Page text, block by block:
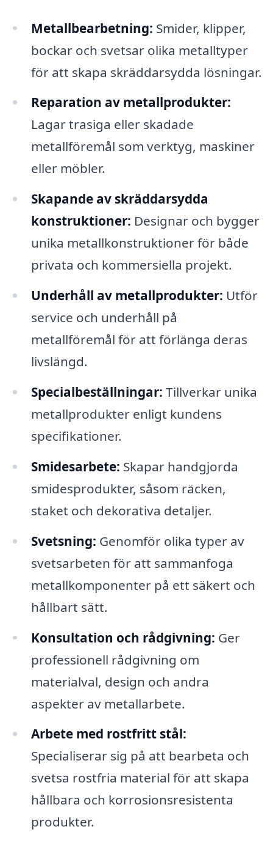
Metallbearbetning: Smider, klipper,
bockar och svetsar olika metalltyper
för att skapa skräddarsydda lösningar.
Reparation av metallprodukter:
Lagar trasiga eller skadade
metallföremål som verktyg, maskiner
eller möbler.
Skapande av skräddarsydda
konstruktioner: Designar och bygger
unika metallkonstruktioner för både
privata och kommersiella projekt.
Underhåll av metallprodukter: Utför
service och underhåll på
metallföremål för att förlänga deras
livslängd.
Specialbeställningar: Tillverkar unika
metallprodukter enligt kundens
specifikationer.
Smidesarbete: Skapar handgjorda
smidesprodukter, såsom räcken,
staket och dekorativa detaljer.
Svetsning: Genomför olika typer av
svetsarbeten för att sammanfoga
metallkomponenter på ett säkert och
hållbart sätt.
Konsultation och rådgivning: Ger
professionell rådgivning om
materialval, design och andra
aspekter av metallarbete.
Arbete med rostfritt stål:
Specialiserar sig på att bearbeta och
svetsa rostfria material för att skapa
hållbara och korrosionsresistenta
produkter.